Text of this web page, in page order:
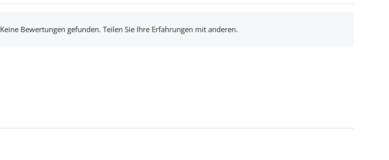
Keine Bewertungen gefunden. Teilen Sie Ihre Erfahrungen mit anderen.